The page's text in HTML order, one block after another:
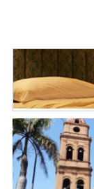
Sustancias Químicas